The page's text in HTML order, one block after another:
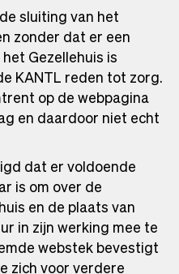
sluiting van het
zonder dat er een
Gezellehuis is
KANTL reden tot zorg.
op de webpagina
en daardoor niet echt
dat er voldoende
is om over de
en de plaats van
in zijn werking mee te
webstek bevestigt
zich voor verdere